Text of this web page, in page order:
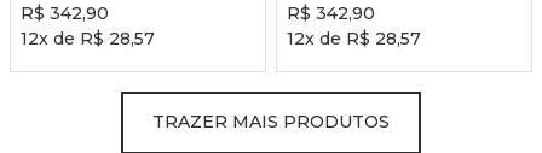
R$ 342,90
12x de R$ 28,57
R$ 342,90
12x de R$ 28,57
TRAZER MAIS PRODUTOS